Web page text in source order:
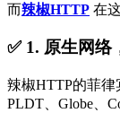
而辣椒HTTP 在
✅ 1. 原生网络
辣椒HTTP的菲
PLDT、Globe、